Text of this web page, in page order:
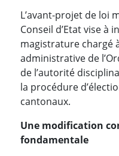
L’avant-projet de loi
Conseil d’Etat vise à
magistrature chargé
administrative de
de l’autorité
la procédure
cantonaux.
Une modification
fondamentale